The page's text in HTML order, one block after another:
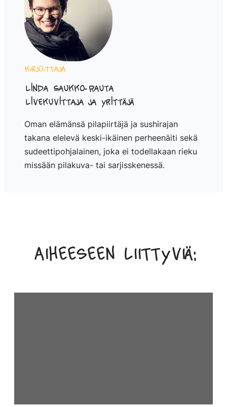
Kirjoittaja
Linda Saukko-Rauta
Livekuvittaja ja yrittäjä
Oman elämänsä pilapiirtäjä ja sushirajan
takana elelevä keski-ikäinen perheenäiti sekä
sudeettipohjalainen, joka ei todellakaan rieku
missään pilakuva- tai sarjisskenessä.
Aiheeseen liittyviä: